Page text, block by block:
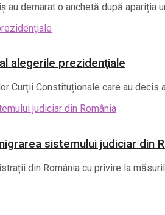
demarat o anchetă după apariția
alegerile prezidenţiale
Curții Constituționale care au decis
sistemului judiciar din
din România cu privire la